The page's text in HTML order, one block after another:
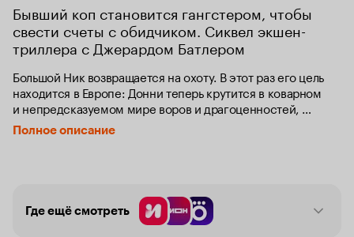
Бывший коп становится гангстером, чтобы
свести счеты с обидчиком. Сиквел экшен-
триллера с Джерардом Батлером
Большой Ник возвращается на охоту. В этот раз его цель
находится в Европе: Донни теперь крутится в коварном
и непредсказуемом мире воров и драгоценностей,
а также связан со знаменитой мафией «Пантера»,
с которой планирует грандиозное ограбление
Полное описание
Где ещё смотреть